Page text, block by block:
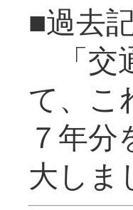
■過去
「交
て、こ
７年
大